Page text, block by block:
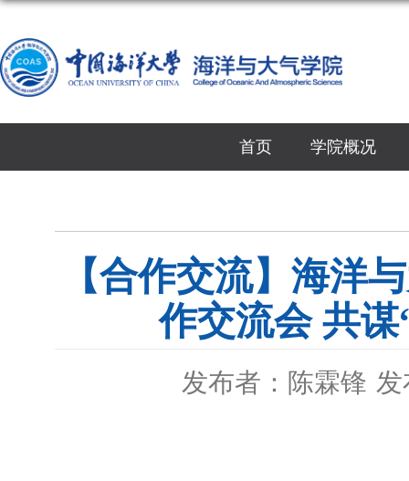
首页 学院概况
【合作交流】海洋
作交流会 共
发布者：陈霖锋